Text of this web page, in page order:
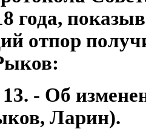
года,
отпор
- Об
Ларин).